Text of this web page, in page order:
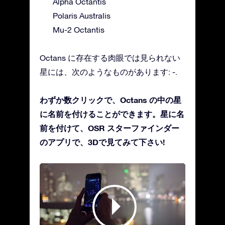
Polaris Australis
Mu-2 Octantis
Octans に存在する肉眼では見られない
星には、次のようなものがあります: -.
わずか数クリックで、Octans の中の星
に名前を付けることができます。星に名
前を付けて、OSR スターファインダー
のアプリで、3Dで見てみて下さい!